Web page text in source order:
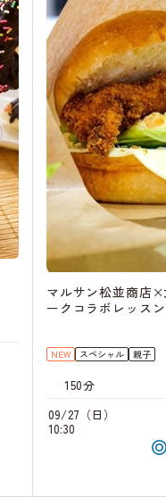
マルサン松並商店
ークコラボレッスン
NEW スペシャル 親子
150分
09/27（日）
10:30